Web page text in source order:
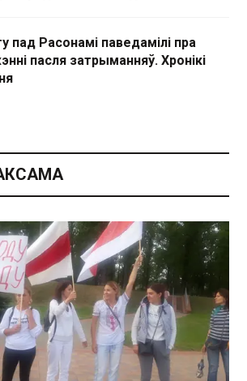
пад Расонамі паведамілі пра
пасля затрыманняў. Хронікі